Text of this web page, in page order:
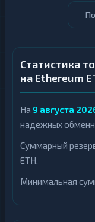
Статистика
на Ethereum
На 9 августа
надежных
Суммарный
ETH.
Минимальная